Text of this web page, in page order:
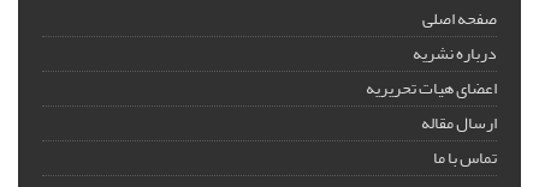
صفحه اصلی
درباره نشریه
اعضای هیات تحریریه
ارسال مقاله
تماس با ما